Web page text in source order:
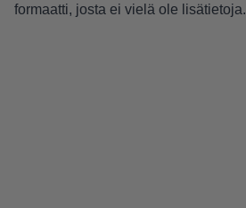
formaatti, josta ei vielä ole lisätietoja.